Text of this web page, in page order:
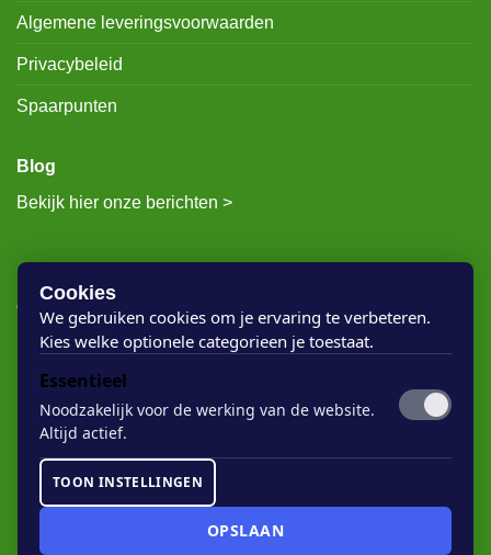
Algemene leveringsvoorwaarden
Privacybeleid
Spaarpunten
Blog
Bekijk hier onze berichten >
Rigostep Skylt
Rubio Monocoat Oil Plus 2c
Houten vloer lak
Floorservice Onderhoudsolie
Rubio Monocoat Soap
Cookies
We gebruiken cookies om je ervaring te verbeteren.
Kies welke optionele categorieen je toestaat.
Essentieel
Noodzakelijk voor de werking van de website.
Altijd actief.
TOON INSTELLINGEN
OPSLAAN